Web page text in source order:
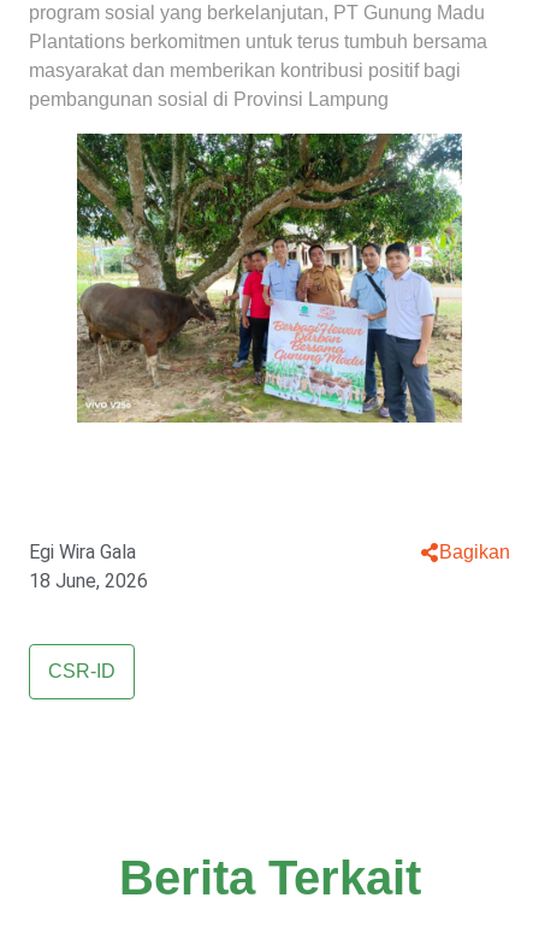
program sosial yang berkelanjutan, PT Gunung Madu
Plantations berkomitmen untuk terus tumbuh bersama
masyarakat dan memberikan kontribusi positif bagi
pembangunan sosial di Provinsi Lampung
Egi Wira Gala
18 June, 2026
CSR-ID
Bagikan
Berita Terkait